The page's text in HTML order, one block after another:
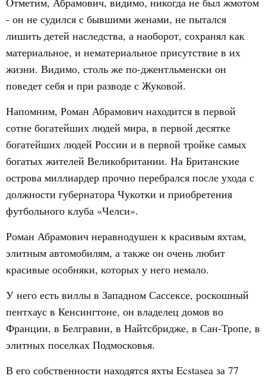
- он не судился с бывшими женами, не пытался
лишить детей наследства, а наоборот, сохранял как
материальное, и нематериальное присутствие в их
жизни. Видимо, столь же по-джентльменски он
поведет себя и при разводе с Жуковой.
Напомним, Роман Абрамович находится в первой
сотне богатейших людей мира, в первой десятке
богатейших людей России и в первой тройке самых
богатых жителей Великобритании. На Британские
острова миллиардер прочно перебрался после ухода с
должности губернатора Чукотки и приобретения
футбольного клуба «Челси».
Роман Абрамович неравнодушен к красивым яхтам,
элитным автомобилям, а также он очень любит
красивые особняки, которых у него немало.
У него есть виллы в Западном Сассексе, роскошный
пентхаус в Кенсингтоне, он владелец домов во
Франции, в Белгравии, в Найтсбридже, в Сан-Тропе, в
элитных поселках Подмосковья.
В его собственности находятся яхты Ecstasea за 77